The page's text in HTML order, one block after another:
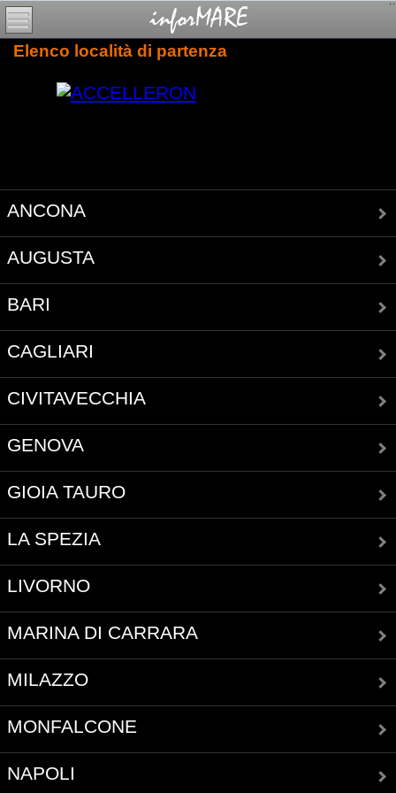
Elenco località di partenza
ANCONA
AUGUSTA
BARI
CAGLIARI
CIVITAVECCHIA
GENOVA
GIOIA TAURO
LA SPEZIA
LIVORNO
MARINA DI CARRARA
MILAZZO
MONFALCONE
NAPOLI